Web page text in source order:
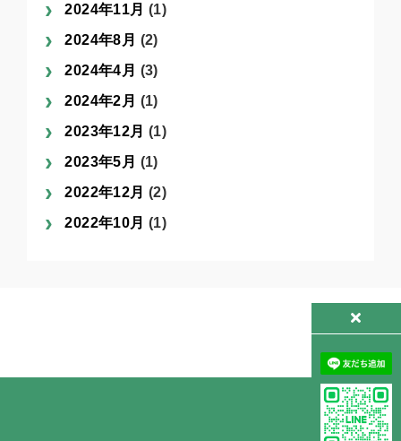
2024年11月 (1)
2024年8月 (2)
2024年4月 (3)
2024年2月 (1)
2023年12月 (1)
2023年5月 (1)
2022年12月 (2)
2022年10月 (1)